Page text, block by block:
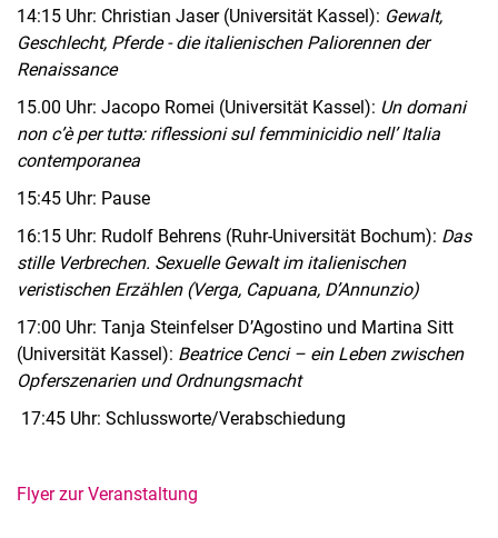
14:15 Uhr: Christian Jaser (Universität Kassel): Gewalt,
Geschlecht, Pferde - die italienischen Paliorennen der
Renaissance
15.00 Uhr: Jacopo Romei (Universität Kassel): Un domani
non c’è per tuttә: riflessioni sul femminicidio nell’ Italia
contemporanea
15:45 Uhr: Pause
16:15 Uhr: Rudolf Behrens (Ruhr-Universität Bochum): Das
stille Verbrechen. Sexuelle Gewalt im italienischen
veristischen Erzählen (Verga, Capuana, D’Annunzio)
17:00 Uhr: Tanja Steinfelser D’Agostino und Martina Sitt
(Universität Kassel): Beatrice Cenci – ein Leben zwischen
Opferszenarien und Ordnungsmacht
17:45 Uhr: Schlussworte/Verabschiedung
Flyer zur Veranstaltung